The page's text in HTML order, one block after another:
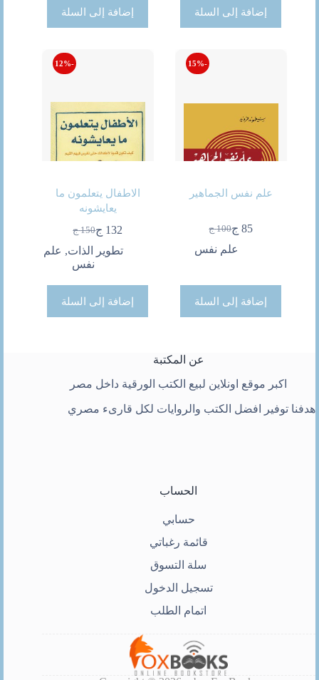
إضافة إلى السلة إضافة إلى السلة
-15%
علم نفس الجماهير
100 ج
السعر
الأصلي
85 جالسعر
الحالي
علم نفس
إضافة إلى السلة
-12%
الاطفال يتعلمون ما
يعايشونه
150 ج
السعر
الأصلي
هو:
132 جالسعر
الحالي
هو:
تطوير الذات, علم
نفس
إضافة إلى السلة
عن المكتبة
اكبر موقع اونلاين لبيع الكتب الورقية داخل مصر
هدفنا توفير افضل الكتب والروايات لكل قارىء مصري
الحساب
حسابي
قائمة رغباتي
سلة التسوق
تسجيل الدخول
اتمام الطلب